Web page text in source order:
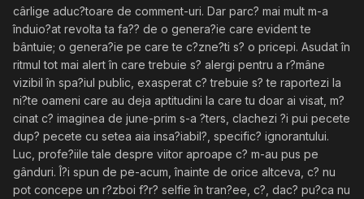
cârlige aduc?toare de comment-uri. Dar parc? mai mult m-a
înduio?at revolta ta fa?? de o genera?ie care evident te
bântuie; o genera?ie pe care te c?zne?ti s? o pricepi. Asudat în
ritmul tot mai alert în care trebuie s? alergi pentru a r?mâne
vizibil în spa?iul public, exasperat c? trebuie s? te raportezi la
ni?te oameni care au deja aptitudini la care tu doar ai visat, m?
cinat c? imaginea de june-prim s-a ?ters, clachezi ?i pui pecete
dup? pecete cu setea aia insa?iabil?, specific? ignorantului.
Luc, profe?iile tale despre viitor aproape c? m-au pus pe
gânduri. Î?i spun de pe-acum, înainte de orice altceva, c? nu
pot concepe un r?zboi f?r? selfie în tran?ee, c?, dac? pu?ca nu